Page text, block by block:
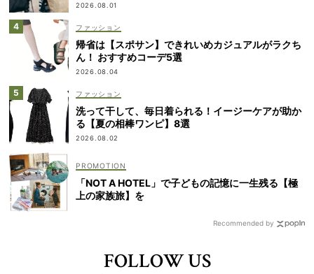
2026.08.01
ファッション
帰省は【スポサン】できれいめカジュアルがラクち
ん！ おすすめコーデ5選
2026.08.04
ファッション
洗って干して、毎日着られる！イージーケアが助か
る【夏の相棒ワンピ】8選
2026.08.02
「NOT A HOTEL」で子どもの記憶に一生残る【極
上の家族旅】を
Recommended by
FOLLOW US